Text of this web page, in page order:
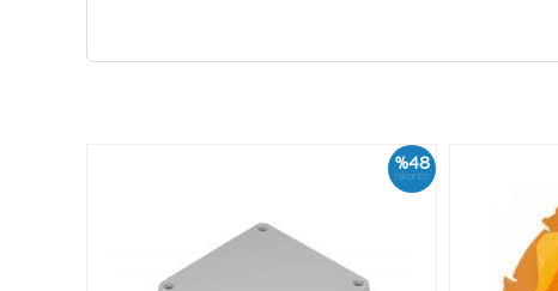
%48
İskonto